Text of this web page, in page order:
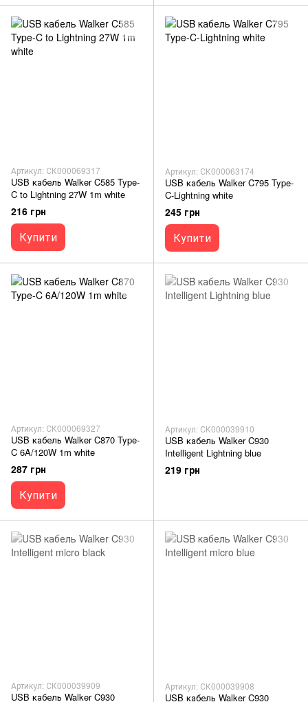
Артикул: СК000069317
USB кабель Walker C585 Type-
C to Lightning 27W 1m white
216 грн
Купити
Артикул: СК000063174
USB кабель Walker C795 Type-
C-Lightning white
245 грн
Купити
Артикул: СК000069327
USB кабель Walker C870 Type-
C 6A/120W 1m white
287 грн
Купити
Артикул: СК000039910
USB кабель Walker C930
Intelligent Lightning blue
219 грн
Артикул: СК000039909
USB кабель Walker C930
Артикул: СК000039908
USB кабель Walker C930